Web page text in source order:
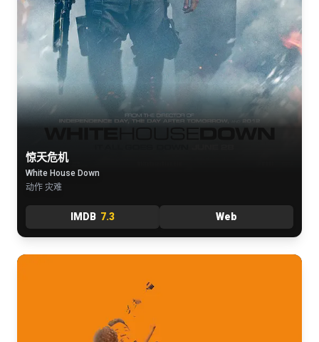
惊天危机
White House Down
动作 灾难
IMDB 7.3 Web